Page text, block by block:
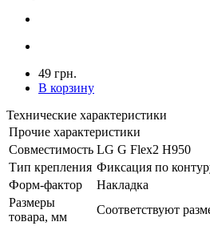
49 грн.
В корзину
Технические характеристики
Прочие характеристики
Совместимость LG G Flex2 H950
Тип крепления Фиксация по
Форм-фактор
Накладка
Размеры
товара, мм
Соответствуют